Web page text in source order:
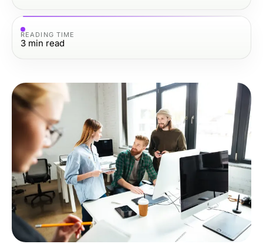
READING TIME
3 min read